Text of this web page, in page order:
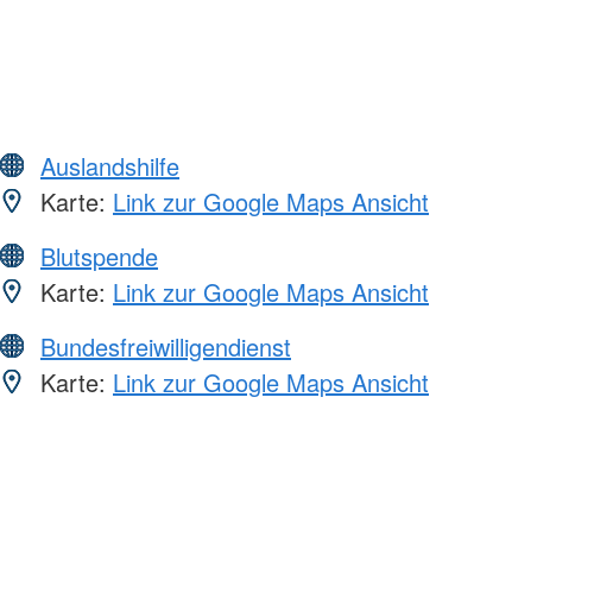
Auslandshilfe
Karte: Link zur Google Maps Ansicht
Blutspende
Karte: Link zur Google Maps Ansicht
Bundesfreiwilligendienst
Karte: Link zur Google Maps Ansicht